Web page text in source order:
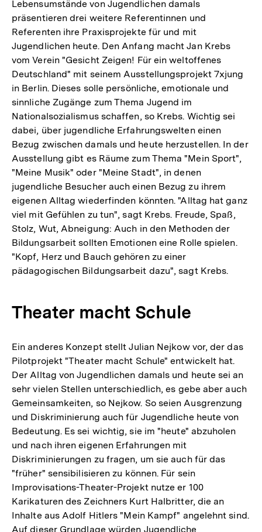
Lebensumstände von Jugendlichen damals
präsentieren drei weitere Referentinnen und
Referenten ihre Praxisprojekte für und mit
Jugendlichen heute. Den Anfang macht Jan Krebs
vom Verein "Gesicht Zeigen! Für ein weltoffenes
Deutschland" mit seinem Ausstellungsprojekt 7xjung
in Berlin. Dieses solle persönliche, emotionale und
sinnliche Zugänge zum Thema Jugend im
Nationalsozialismus schaffen, so Krebs. Wichtig sei
dabei, über jugendliche Erfahrungswelten einen
Bezug zwischen damals und heute herzustellen. In der
Ausstellung gibt es Räume zum Thema "Mein Sport",
"Meine Musik" oder "Meine Stadt", in denen
jugendliche Besucher auch einen Bezug zu ihrem
eigenen Alltag wiederfinden könnten. "Alltag hat ganz
viel mit Gefühlen zu tun", sagt Krebs. Freude, Spaß,
Stolz, Wut, Abneigung: Auch in den Methoden der
Bildungsarbeit sollten Emotionen eine Rolle spielen.
"Kopf, Herz und Bauch gehören zu einer
pädagogischen Bildungsarbeit dazu", sagt Krebs.
Theater macht Schule
Ein anderes Konzept stellt Julian Nejkow vor, der das
Pilotprojekt "Theater macht Schule" entwickelt hat.
Der Alltag von Jugendlichen damals und heute sei an
sehr vielen Stellen unterschiedlich, es gebe aber auch
Gemeinsamkeiten, so Nejkow. So seien Ausgrenzung
und Diskriminierung auch für Jugendliche heute von
Bedeutung. Es sei wichtig, sie im "heute" abzuholen
und nach ihren eigenen Erfahrungen mit
Diskriminierungen zu fragen, um sie auch für das
"früher" sensibilisieren zu können. Für sein
Improvisations-Theater-Projekt nutze er 100
Karikaturen des Zeichners Kurt Halbritter, die an
Inhalte aus Adolf Hitlers "Mein Kampf" angelehnt sind.
Auf dieser Grundlage würden Jugendliche